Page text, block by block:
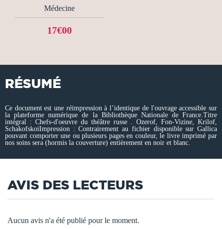
Médecine
17€00
RÉSUMÉ
Ce document est une réimpression à l’identique de l'ouvrage accessible sur
la plateforme numérique de la Bibliothèque Nationale de France.Titre
intégral : Chefs-d'oeuvre du théâtre russe . Ozerof, Fon-Vizine, Krilof,
SchakofskoiImpression : Contrairement au fichier disponible sur Gallica
pouvant comporter une ou plusieurs pages en couleur, le livre imprimé par
nos soins sera (hormis la couverture) entièrement en noir et blanc.
AVIS DES LECTEURS
Aucun avis n'a été publié pour le moment.